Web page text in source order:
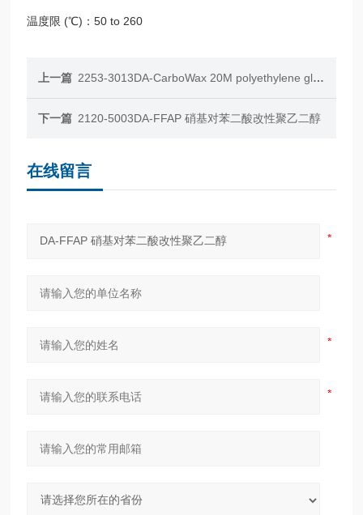
温度限 (℃)：50 to 260
上一篇 2253-3013DA-CarboWax 20M polyethylene glycol
下一篇 2120-5003DA-FFAP 硝基对苯二酸改性聚乙二醇
在线留言